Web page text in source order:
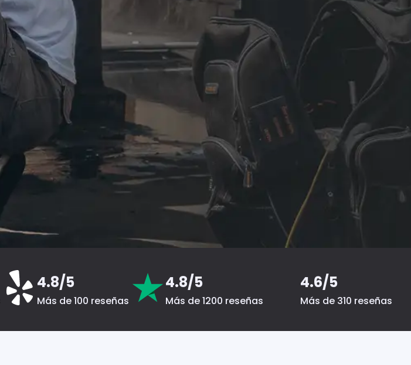
4.8/5
Más de 100 reseñas
4.8/5
Más de 1200 reseñas
4.6/5
Más de 310 reseñas